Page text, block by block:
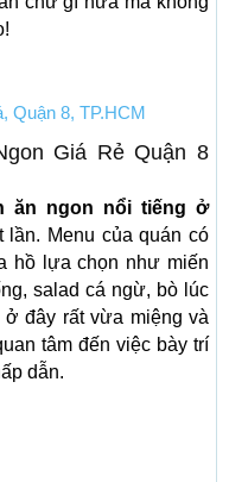
Quận 8, TP.HCM
Giá Rẻ Quận 8
ăn ngon nổi tiếng ở
lần. Menu của quán có
hồ lựa chọn như miến
salad cá ngừ, bò lúc
đây rất vừa miệng và
tâm đến việc bày trí
dẫn.